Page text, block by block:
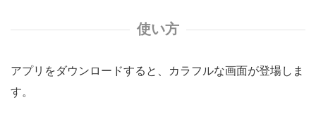
使い方
アプリをダウンロードすると、カラフルな画面が登場しま
す。